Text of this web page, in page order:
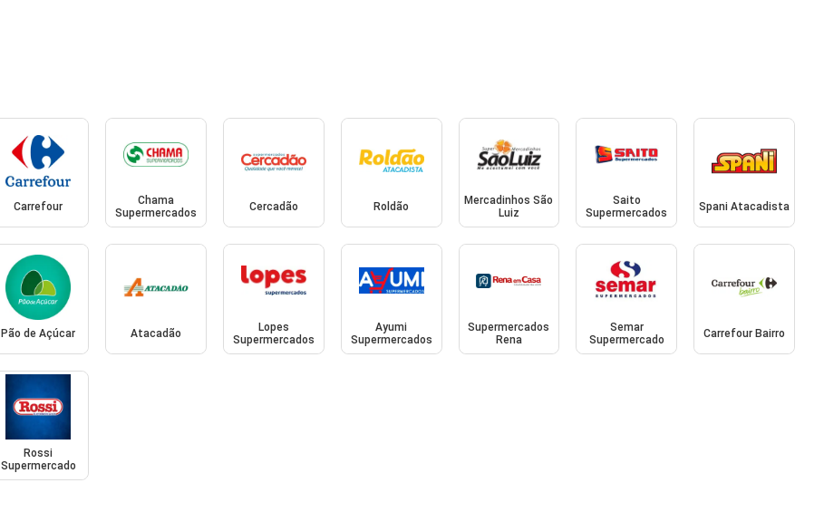
Carrefour
Chama
Supermercados
Cercadão Roldão
Mercadinhos São
Luiz
Saito
Supermercados
Spani Atacadista
Pão de Açúcar Atacadão
Lopes
Supermercados
Ayumi
Supermercados
Supermercados
Rena
Semar
Supermercado
Carrefour Bairro
Rossi
Supermercado